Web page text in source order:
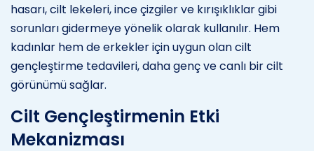
hasarı, cilt lekeleri, ince çizgiler ve kırışıklıklar gibi
sorunları gidermeye yönelik olarak kullanılır. Hem
kadınlar hem de erkekler için uygun olan cilt
gençleştirme tedavileri, daha genç ve canlı bir cilt
görünümü sağlar.
Cilt Gençleştirmenin Etki
Mekanizması